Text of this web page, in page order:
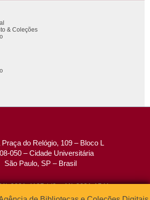
& Coleções
Praça do Relógio, 109 – Bloco L
050 – Cidade Universitária
São Paulo, SP – Brasil
3091-4195 / (0xx11) 3091-1541
Fax: (0xx11) 3091-1567